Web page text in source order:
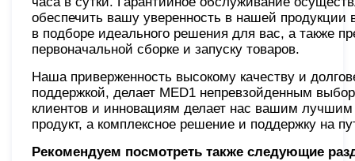
обеспечить вашу уверенность в нашей
в подборе идеального решения для вас, а также
первоначальной сборке и запуску товаров.
Наша приверженность высокому качеству и
поддержкой, делает MED1 непревзойденным
клиентов и инновациям делает нас вашим
продукт, а комплексное решение и поддержку на
Рекомендуем посмотреть также следующие